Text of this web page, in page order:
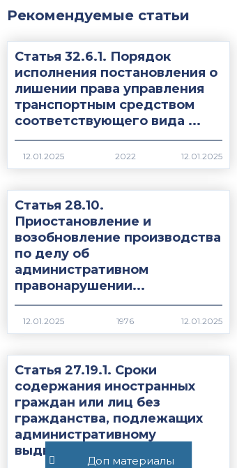
Доп материалы
Рекомендуемые статьи
Статья 32.6.1. Порядок
исполнения постановления о
лишении права управления
транспортным средством
соответствующего вида ...
2022
Статья 28.10.
Приостановление и
возобновление производства
по делу об
административном
правонарушении...
1976
Статья 27.19.1. Сроки
содержания иностранных
граждан или лиц без
гражданства, подлежащих
административному
выдворению за...